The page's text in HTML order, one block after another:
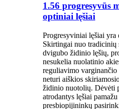
1.56 progresyvūs
optiniai lęšiai
Progresyviniai lęšiai yra
Skirtingai nuo
dvigubo židinio lęšių,
nesukelia nuolatinio
reguliavimo
neturi aiškios
židinio nuotolių. Dėvėti
atrodantys lęšiai
presbiopijininkų